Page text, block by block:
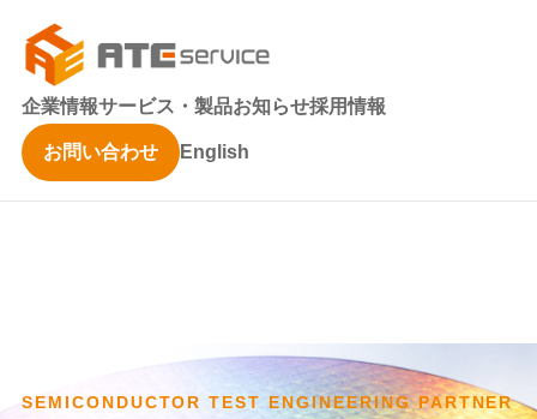
企業情報サービス・製品お知らせ採用情報
お問い合わせ English
SEMICONDUCTOR TEST ENGINEERING PARTNER